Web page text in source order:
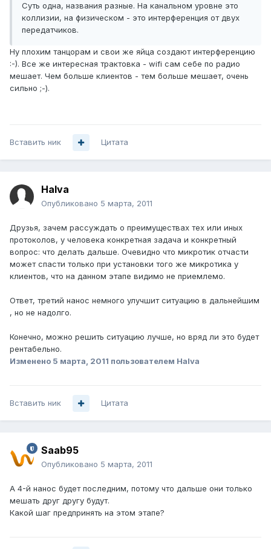
Суть одна, названия разные. На канальном уровне это
коллизии, на физическом - это интерференция от двух
передатчиков.
Ну плохим танцорам и свои же яйца создают интерференцию
:-). Все же интересная трактовка - wifi сам себе по радио
мешает. Чем больше клиентов - тем больше мешает, очень
сильно ;-).
Вставить ник Цитата
Halva
Опубликовано 5 марта, 2011
Друзья, зачем рассуждать о преимуществах тех или иных
протоколов, у человека конкретная задача и конкретный
вопрос: что делать дальше. Очевидно что микротик отчасти
может спасти только при установки того же микротика у
клиентов, что на данном этапе видимо не приемлемо.
Ответ, третий нанос немного улучшит ситуацию в дальнейшим
, но не надолго.
Конечно, можно решить ситуацию лучше, но вряд ли это будет
рентабельно.
Изменено 5 марта, 2011 пользователем Halva
Вставить ник Цитата
Saab95
Опубликовано 5 марта, 2011
А 4-й нанос будет последним, потому что дальше они только
мешать друг другу будут.
Какой шаг предпринять на этом этапе?